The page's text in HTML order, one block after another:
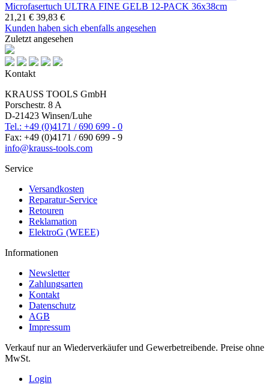
Microfasertuch ULTRA FINE GELB 12-PACK 36x38cm
21,21 € 39,83 €
Kunden haben sich ebenfalls angesehen
Zuletzt angesehen
Kontakt
KRAUSS TOOLS GmbH
Porschestr. 8 A
D-21423 Winsen/Luhe
Tel.: +49 (0)4171 / 690 699 - 0
Fax: +49 (0)4171 / 690 699 - 9
info@krauss-tools.com
Service
Versandkosten
Reparatur-Service
Retouren
Reklamation
ElektroG (WEEE)
Informationen
Newsletter
Zahlungsarten
Kontakt
Datenschutz
AGB
Impressum
Verkauf nur an Wiederverkäufer und Gewerbetreibende. Preise ohne
MwSt.
Login